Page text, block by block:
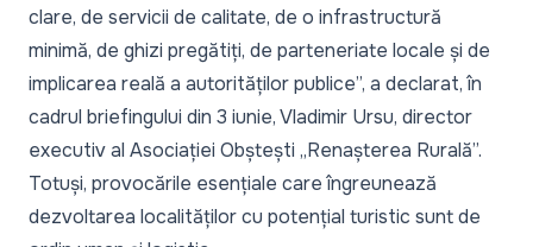
clare, de servicii de calitate, de o infrastructură
minimă, de ghizi pregătiți, de parteneriate locale și de
implicarea reală a autorităților publice”, a declarat, în
cadrul briefingului din 3 iunie, Vladimir Ursu, director
executiv al Asociației Obștești „Renașterea Rurală”.
Totuși, provocările esențiale care îngreunează
dezvoltarea localităților cu potențial turistic sunt de